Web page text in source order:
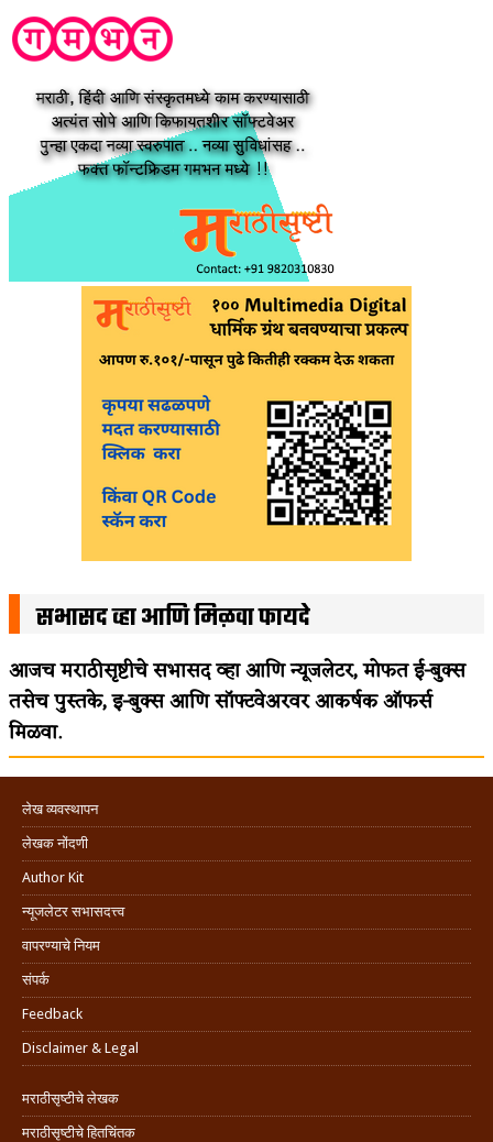
सभासद व्हा आणि मिळवा फायदे
आजच मराठीसृष्टीचे सभासद व्हा आणि न्यूजलेटर, मोफत ई-बुक्स
तसेच पुस्तके, इ-बुक्स आणि सॉफ्टवेअरवर आकर्षक ऑफर्स
मिळवा.
लेख व्यवस्थापन
लेखक नोंदणी
Author Kit
न्यूजलेटर सभासदत्त्व
वापरण्याचे नियम
संपर्क
Feedback
Disclaimer & Legal
मराठीसृष्टीचे लेखक
मराठीसृष्टीचे हितचिंतक